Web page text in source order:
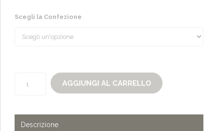
Scegli la Confezione
Verdello
AGGIUNGI AL CARRELLO
Descrizione